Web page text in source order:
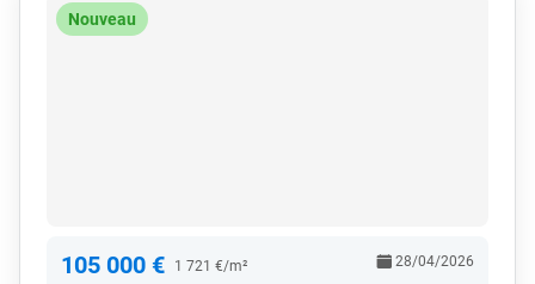
Nouveau
105 000 € 1 721 €/m² 28/04/2026